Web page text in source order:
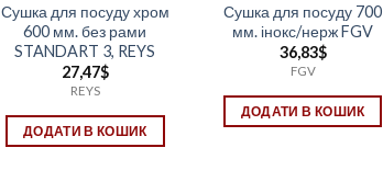
Сушка для посуду хром
600 мм. без рами
STANDART 3, REYS
27,47$
REYS
ДОДАТИ В КОШИК
Сушка для посуду 700
мм. інокс/нерж FGV
36,83$
FGV
ДОДАТИ В КОШИК